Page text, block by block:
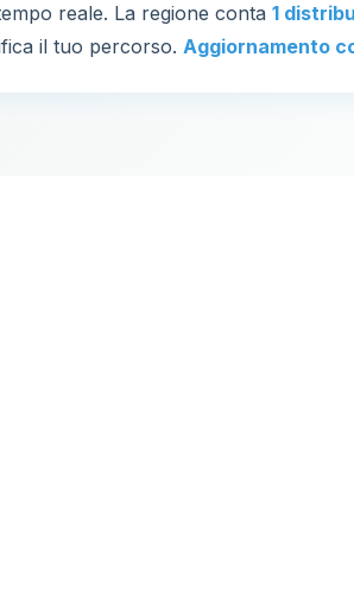
reale. La regione conta 1
il tuo percorso. Aggiornamento